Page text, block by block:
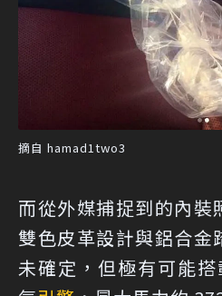
摘自 hamad1two3
而從外媒捕捉到的內裝
雙色皮革設計與鋁合金
未確定，但極有可能